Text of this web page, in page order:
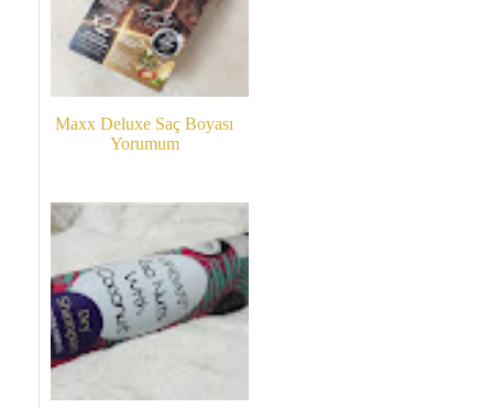
Maxx Deluxe Saç Boyası
Yorumum